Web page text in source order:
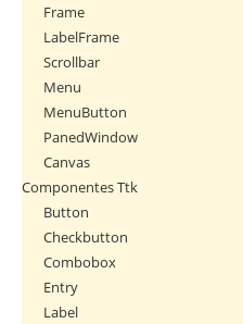
Frame
LabelFrame
Scrollbar
Menu
MenuButton
PanedWindow
Canvas
Componentes Ttk
Button
Checkbutton
Combobox
Entry
Label